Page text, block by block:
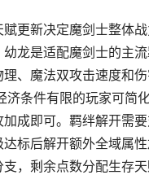
更新决定魔剑士整体
龙是适配魔剑士的主
、魔法双攻击速度和
济条件有限的玩家可简
成即可。羁绊解开需
标后解开额外全域属
，剩余点数分配生存